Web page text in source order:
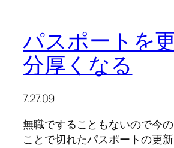
パスポートを
分厚くなる
7.27.09
無職ですることもないので今
ことで切れたパスポートの更新